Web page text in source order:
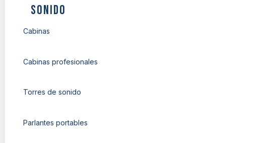
Sonido
Cabinas
Cabinas profesionales
Torres de sonido
Parlantes portables